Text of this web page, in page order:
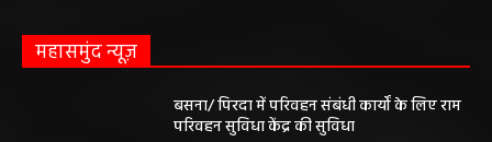
महासमुंद न्यूज़
बसना/ पिरदा में परिवहन संबंधी कार्यों के लिए राम
परिवहन सुविधा केंद्र की सुविधा